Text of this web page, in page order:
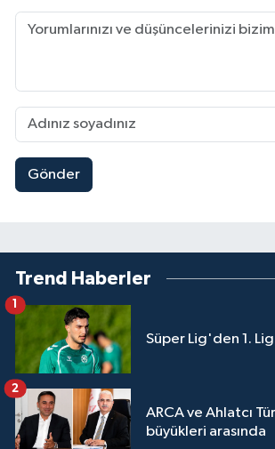
Gönder
Trend Haberler
Süper Lig'den 1.
ARCA ve Ahlatcı
büyükleri arasında
2